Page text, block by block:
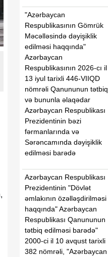
"Azərbaycan
Respublikasının Gömrük
Məcəlləsində dəyişiklik
edilməsi haqqında"
Azərbaycan
Respublikasının 2026-cı il
13 iyul tarixli 446-VIIQD
nömrəli Qanununun
və bununla əlaqədar
Azərbaycan Respublikası
Prezidentinin bəzi
fərmanlarında və
Sərəncamında dəyişiklik
edilməsi barədə
Azərbaycan Respublikası
Prezidentinin "Dövlət
əmlakının özəlləşdirilməsi
haqqında" Azərbaycan
Respublikası Qanununun
tətbiq edilməsi barədə"
2000-ci il 10 avqust tarixli
382 nömrəli, "Azərbaycan